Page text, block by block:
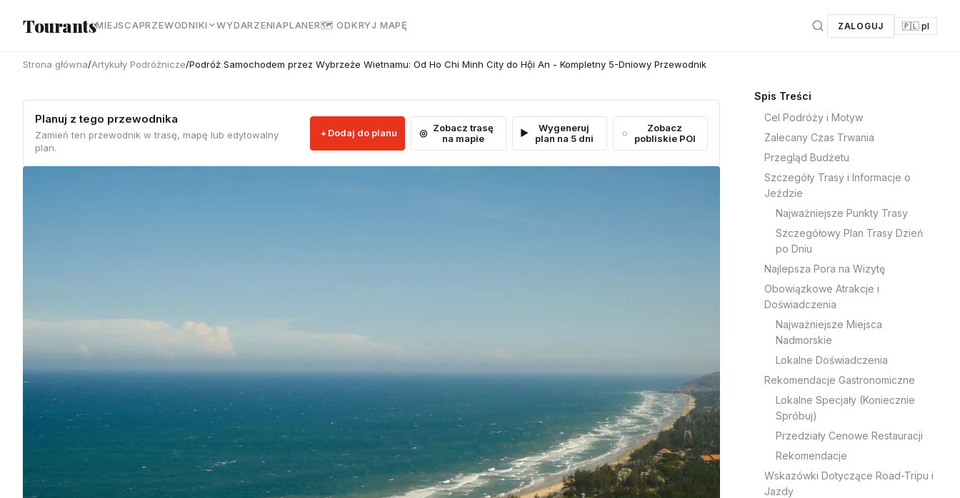
TourantsMIEJSCAPRZEWODNIKI WYDARZENIAPLANER🗺 ODKRYJ MAPĘ ZALOGUJ 🇵🇱 pl
Strona główna/Artykuły Podróżnicze/Podróż Samochodem przez Wybrzeże Wietnamu: Od Ho Chi Minh City do Hội An - Kompletny 5-Dniowy Przewodnik
Planuj z tego przewodnika
Zamień ten przewodnik w trasę, mapę lub edytowalny
plan.
Dodaj do planu
Zobacz trasę
na mapie
Wygeneruj
plan na 5 dni
Zobacz
pobliskie POI
Spis Treści
Cel Podróży i Motyw
Zalecany Czas Trwania
Przegląd Budżetu
Szczegóły Trasy i Informacje o
Jeździe
Najważniejsze Punkty Trasy
Szczegółowy Plan Trasy Dzień
po Dniu
Najlepsza Pora na Wizytę
Obowiązkowe Atrakcje i
Doświadczenia
Najważniejsze Miejsca
Nadmorskie
Lokalne Doświadczenia
Rekomendacje Gastronomiczne
Lokalne Specjały (Koniecznie
Spróbuj)
Przedziały Cenowe Restauracji
Rekomendacje
Wskazówki Dotyczące Road-Tripu i
Jazdy